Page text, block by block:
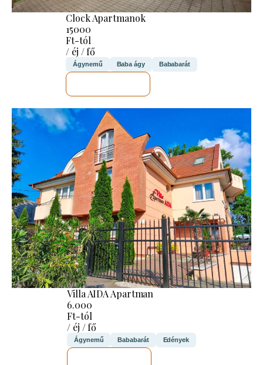
Clock Apartmanok
15000
Ft-tól
/ éj / fő
Ágynemű Baba ágy Bababarát
Villa AIDA Apartman
6.000
Ft-tól
/ éj / fő
Ágynemű Bababarát Edények